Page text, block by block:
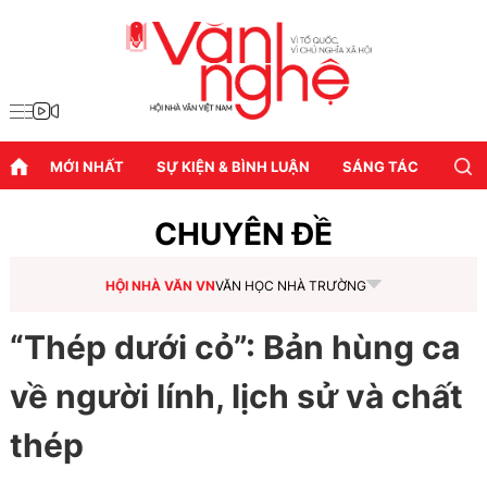
MỚI NHẤT SỰ KIỆN & BÌNH LUẬN SÁNG TÁC
CHUYÊN ĐỀ
HỘI NHÀ VĂN VNVĂN HỌC NHÀ TRƯỜNG
“Thép dưới cỏ”: Bản hùng ca
về người lính, lịch sử và chất
thép